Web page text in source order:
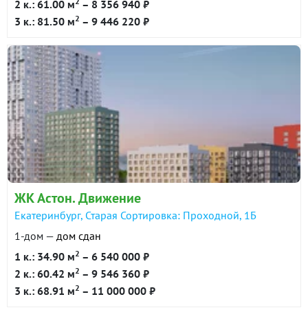
2 к.: 61.00 м – 8 356 940 ₽
3 к.: 81.50 м2 – 9 446 220 ₽
ЖК Астон. Движение
Екатеринбург, Старая Сортировка: Проходной, 1Б
1-дом — дом сдан
1 к.: 34.90 м2 – 6 540 000 ₽
2 к.: 60.42 м2 – 9 546 360 ₽
3 к.: 68.91 м2 – 11 000 000 ₽